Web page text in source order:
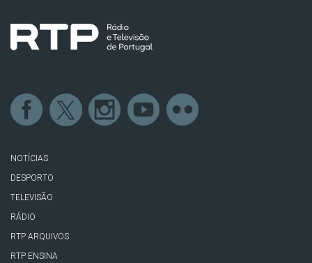
NOTÍCIAS
DESPORTO
TELEVISÃO
RÁDIO
RTP ARQUIVOS
RTP ENSINA